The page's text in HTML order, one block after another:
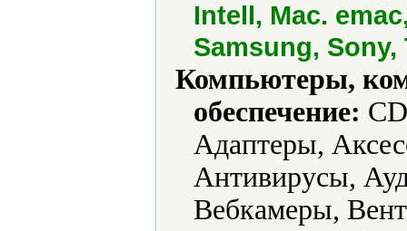
Intell, Mac.
Samsung,
Компьютеры,
обеспечение:
Адаптеры,
Антивирусы,
Вебкамеры,